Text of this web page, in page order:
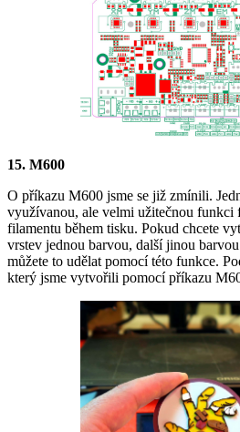
15. M600
O příkazu M600 jsme se již zmínili.
využívanou, ale velmi užitečnou funkci
filamentu během tisku. Pokud chcete
vrstev jednou barvou, další jinou
můžete to udělat pomocí této funkce.
který jsme vytvořili pomocí příkazu